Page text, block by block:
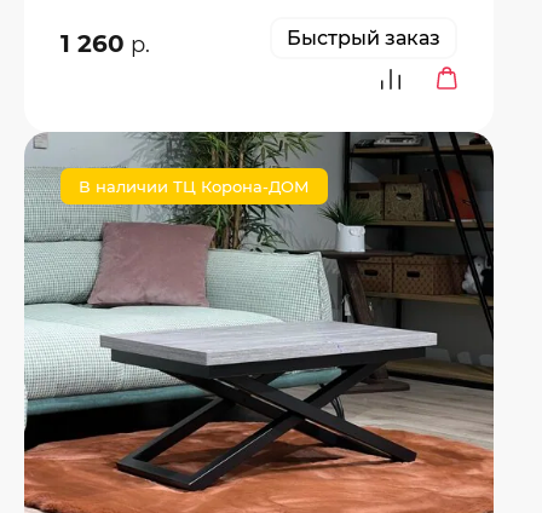
1 260 р. Быстрый заказ
В наличии ТЦ Корона-ДОМ